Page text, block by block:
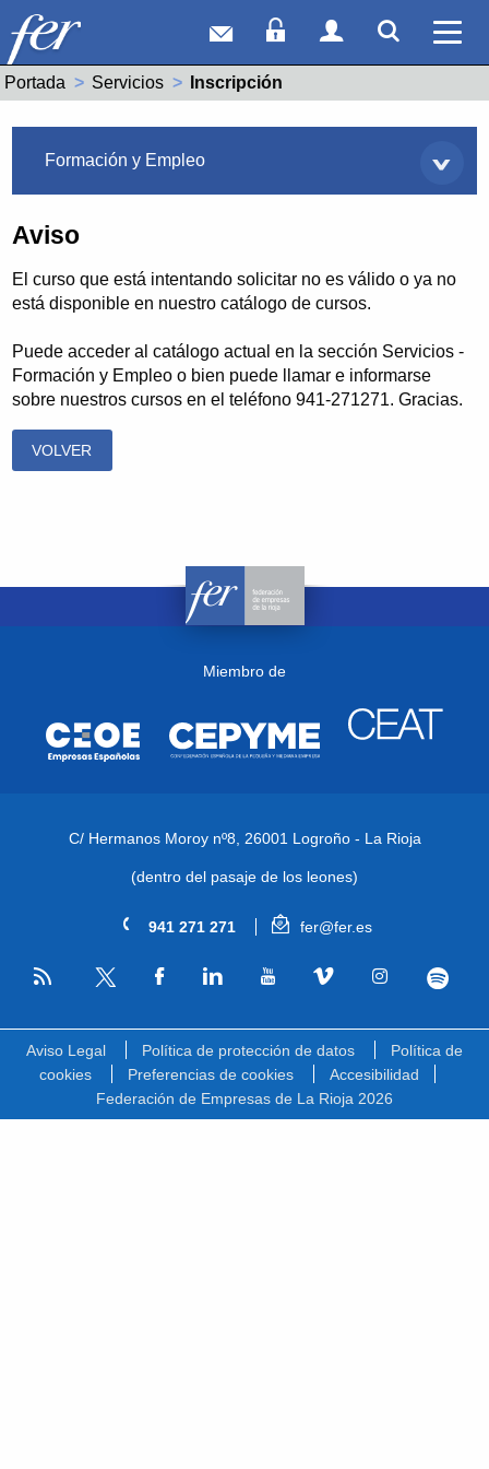
Correo webAcceso Socios
Acceso
Portada Servicios Actual:
Inscripción
Formación y Empleo
Aviso
El curso que está intentando solicitar no es válido o ya no
está disponible en nuestro catálogo de cursos.
Puede acceder al catálogo actual en la sección Servicios -
Formación y Empleo o bien puede llamar e informarse
sobre nuestros cursos en el teléfono 941-271271. Gracias.
VOLVER
Miembro de
C/ Hermanos Moroy nº8, 26001 Logroño - La Rioja
(dentro del pasaje de los leones)
941 271 271 fer@fer.es
RSS
Aviso Legal Política de protección de datos
Política de
cookies
Preferencias de cookies
Accesibilidad
Federación de Empresas de La Rioja 2026